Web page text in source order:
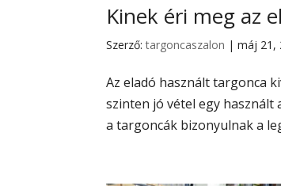
Kinek éri meg az
Szerző:targoncaszalon |máj 21,
Az eladó használt targonca
szinten jó vétel egy
a targoncák bizonyulnak a